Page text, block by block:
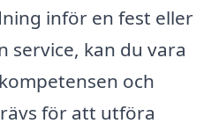
inför en fest eller
service, kan du vara
och
för att utföra